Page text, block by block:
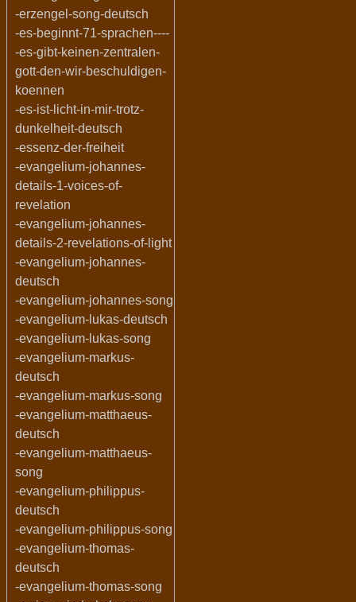
-erzengel-song-deutsch
-es-beginnt-71-sprachen----
-es-gibt-keinen-zentralen-
gott-den-wir-beschuldigen-
koennen
-es-ist-licht-in-mir-trotz-
dunkelheit-deutsch
-essenz-der-freiheit
-evangelium-johannes-
details-1-voices-of-
revelation
-evangelium-johannes-
details-2-revelations-of-light
-evangelium-johannes-
deutsch
-evangelium-johannes-song
-evangelium-lukas-deutsch
-evangelium-lukas-song
-evangelium-markus-
deutsch
-evangelium-markus-song
-evangelium-matthaeus-
deutsch
-evangelium-matthaeus-
song
-evangelium-philippus-
deutsch
-evangelium-philippus-song
-evangelium-thomas-
deutsch
-evangelium-thomas-song